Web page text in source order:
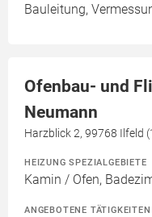
Bauleitung,
Ofenbau- und
Neumann
Harzblick 2, 99768 Ilfeld
HEIZUNG SPEZIALGEBIETE
Kamin / Ofen,
ANGEBOTENE TÄTIGKEITEN